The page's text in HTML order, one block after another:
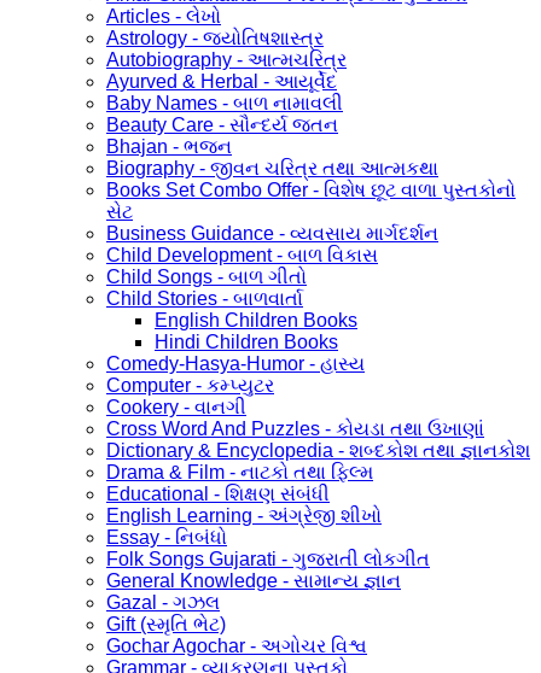
Articles - લેખો
Astrology - જ્યોતિષશાસ્ત્ર
Autobiography - આત્મચરિત્ર
Ayurved & Herbal - આયૂર્વેદ
Baby Names - બાળ નામાવલી
Beauty Care - સૌન્દર્ય જતન
Bhajan - ભજન
Biography - જીવન ચરિત્ર તથા આત્મકથા
Books Set Combo Offer - વિશેષ છૂટ વાળા પુસ્તકોનો
સેટ
Business Guidance - વ્યવસાય માર્ગદર્શન
Child Development - બાળ વિકાસ
Child Songs - બાળ ગીતો
Child Stories - બાળવાર્તા
English Children Books
Hindi Children Books
Comedy-Hasya-Humor - હાસ્ય
Computer - કમ્પ્યુટર
Cookery - વાનગી
Cross Word And Puzzles - કોયડા તથા ઉખાણાં
Dictionary & Encyclopedia - શબ્દકોશ તથા જ્ઞાનકોશ
Drama & Film - નાટકો તથા ફિલ્મ
Educational - શિક્ષણ સંબંધી
English Learning - અંગ્રેજી શીખો
Essay - નિબંધો
Folk Songs Gujarati - ગુજરાતી લોકગીત
General Knowledge - સામાન્ય જ્ઞાન
Gazal - ગઝલ
Gift (સ્મૃતિ ભેટ)
Gochar Agochar - અગોચર વિશ્વ
Grammar - વ્યાકરણના પુસ્તકો